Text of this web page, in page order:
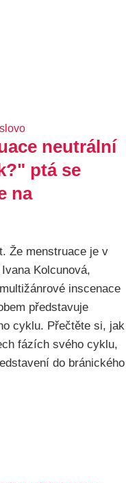
neutrální
ptá se
na
Že menstruace je v
Kolcunová,
inscenace
představuje
cyklu. Přečtěte si, jak
fázích svého cyklu,
do bránického